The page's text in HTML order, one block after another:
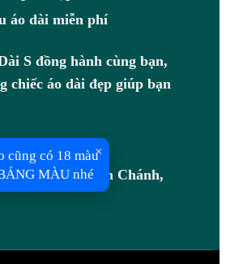
áo dài miễn phí
S đồng hành cùng bạn,
chiếc áo dài đẹp giúp bạn
Văn Vân, Bình Chánh,